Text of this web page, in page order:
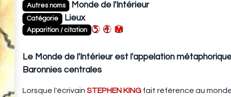
Autres noms Monde de l'Intérieur
Catégorie Lieux
Apparition / citation
Le Monde de l'Intérieur est l'appelation
Baronnies centrales
Lorsque l'écrivain STEPHEN KING fait référence au